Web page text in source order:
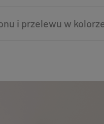
i przelewu w